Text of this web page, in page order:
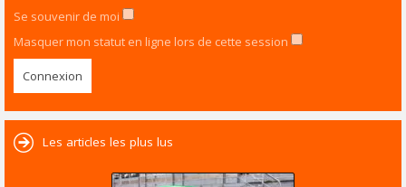
Se souvenir de moi
Masquer mon statut en ligne lors de cette session
Les articles les plus lus